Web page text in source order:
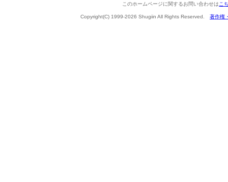
このホームページに関するお問い合わせは こ
Copyright(C) 1999-2026 Shugiin All Rights Reserved. 著作権